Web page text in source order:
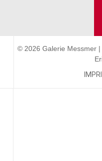
© 2026 Galerie Messmer